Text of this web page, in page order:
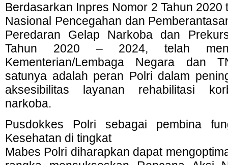
Berdasarkan Inpres Nomor 2 Tahun 2020
Nasional Pencegahan dan
Peredaran Gelap Narkoba dan
Tahun 2020 – 2024, telah
Kementerian/Lembaga Negara dan
satunya adalah peran Polri dalam
aksesibilitas layanan rehabilitasi
narkoba.
Pusdokkes Polri sebagai pembina
Kesehatan di tingkat
Mabes Polri diharapkan dapat